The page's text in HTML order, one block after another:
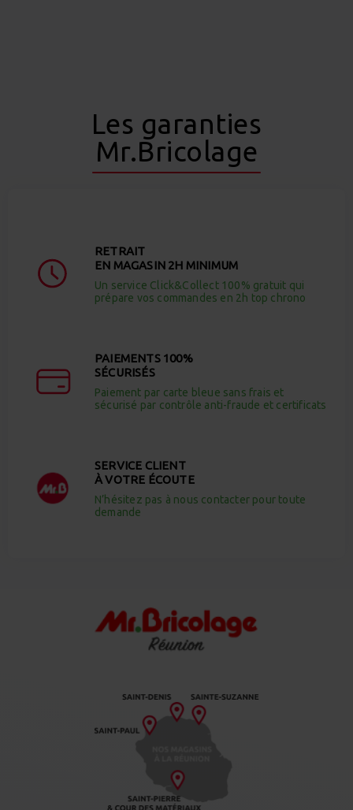
Les garanties
Mr.Bricolage
RETRAIT
EN MAGASIN 2H MINIMUM
Un service Click&Collect 100% gratuit qui
prépare vos commandes en 2h top chrono
PAIEMENTS 100%
SÉCURISÉS
Paiement par carte bleue sans frais et
sécurisé par contrôle anti-fraude et certificats
SERVICE CLIENT
À VOTRE ÉCOUTE
N’hésitez pas à nous contacter pour toute
demande